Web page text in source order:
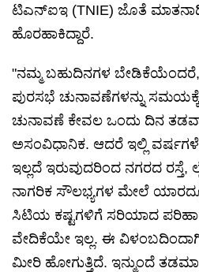
ಟಿಎನ್‌ಐಇ (TNIE) ಜೊತೆ
ಹೊರಹಾಕಿದ್ದಾರೆ.
"ನಮ್ಮ ಬಹುದಿನಗಳ ಬೇಡಿಕೆಯೆಂದರೆ,
ಪುರಸಭೆ ಚುನಾವಣೆಗಳನ್ನು
ಚುನಾವಣೆ ಕೇವಲ ಒಂದು ದಿನ
ಅಸಂವಿಧಾನಿಕ. ಆದರೆ ಇಲ್ಲಿ
ಇಲ್ಲದೆ ಇರುವುದರಿಂದ ನಗರದ ರಸ್ತೆ,
ನಾಗರಿಕ ಸೌಲಭ್ಯಗಳ ಮೇಲೆ
ಸಿಟಿಯ ಕಷ್ಟಗಳಿಗೆ ಸರಿಯಾದ
ವೇದಿಕೆಯೇ ಇಲ್ಲ. ಈ ವಿಳಂಬದಿಂದಾಗಿ
ಮೀರಿ ಹೋಗುತ್ತಿದೆ. ಇನ್ಮುಂದೆ